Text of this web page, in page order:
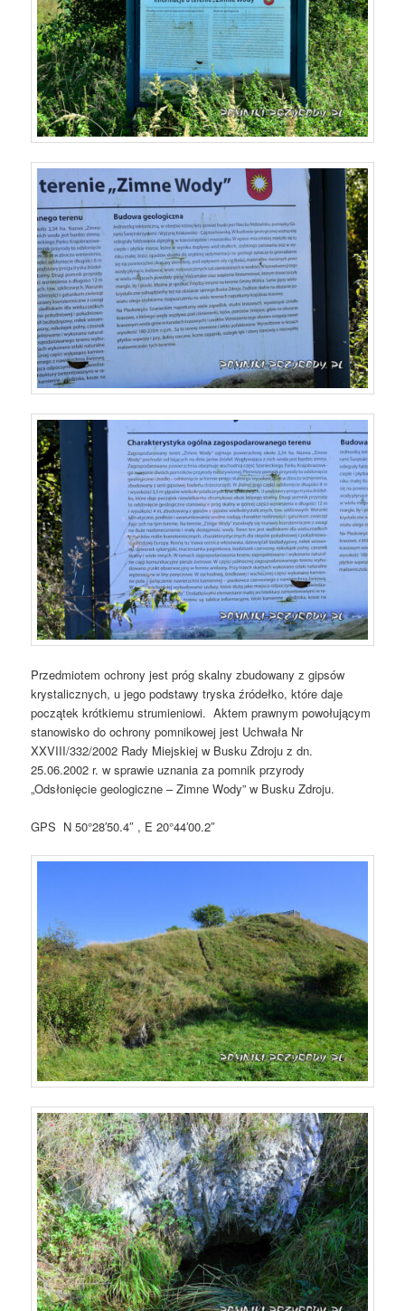
Przedmiotem ochrony jest próg skalny zbudowany z gipsów
krystalicznych, u jego podstawy tryska źródełko, które daje
początek krótkiemu strumieniowi. Aktem prawnym powołującym
stanowisko do ochrony pomnikowej jest Uchwała Nr
XXVIII/332/2002 Rady Miejskiej w Busku Zdroju z dn.
25.06.2002 r. w sprawie uznania za pomnik przyrody
„Odsłonięcie geologiczne – Zimne Wody” w Busku Zdroju.
GPS N 50°28′50.4″ , E 20°44′00.2″